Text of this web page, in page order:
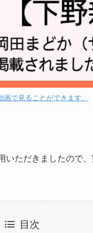
画で見ることができます。
ただきましたので、
目次